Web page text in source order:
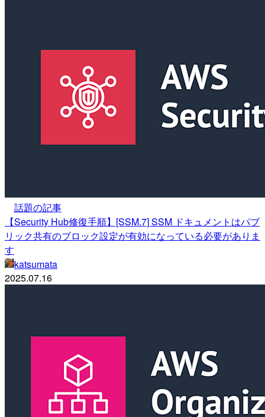
話題の記事
【Security Hub修復手順】[SSM.7] SSM ドキュメントはパブ
リック共有のブロック設定が有効になっている必要がありま
す
katsumata
2025.07.16